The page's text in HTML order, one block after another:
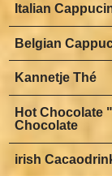
Italian
Belgian
Kannetje Thé
Hot Chocolate
Chocolate
irish